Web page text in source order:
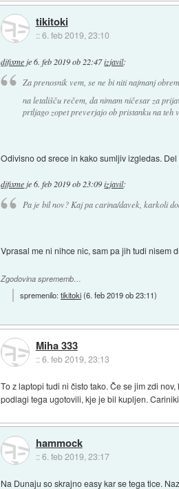
tikitoki
::6. feb 2019, 23:10
djfixme je6. feb 2019 ob 22:47izjavil:
Za prenosnik vem, se ne bi niti najmanj
na letališču rečem, da nimam ničesar za
prtljago zopet preverjajo ob pristanku na teh
Odivisno od srece in kako sumljiv izgledas.
djfixme je6. feb 2019 ob 23:09 izjavil:
Pa je bil nov? Kaj pa carina/davek, karkoli
Vprasal me ni nihce nic, sam pa jih tudi nisem
Zgodovina sprememb…
spremenilo:tikitoki(6. feb 2019 ob 23:11)
Miha 333
::6. feb 2019, 23:13
To z laptopi tudi ni čisto tako. Če se jim zdi
podlagi tega ugotovili, kje je bil kupljen.
hammock
::6. feb 2019, 23:17
Na Dunaju so skrajno easy kar se tega tice.